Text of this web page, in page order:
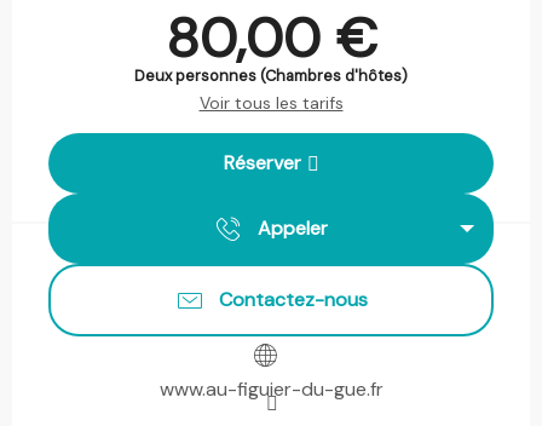
80,00 €
Deux personnes (Chambres d'hôtes)
Voir tous les tarifs
Réserver
Appeler
Contactez-nous
www.au-figuier-du-gue.fr